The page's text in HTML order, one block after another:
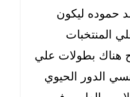
حموده ليكون
المنتخبات
هناك بطولات علي
الدور الحيوي